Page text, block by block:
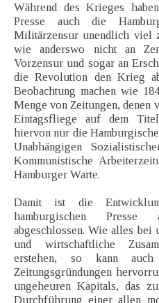
Während des Krieges
Presse auch die
Militärzensur unendlich viel
wie anderswo nicht an
Vorzensur und sogar an
die Revolution den Krieg
Beobachtung machen wie
Menge von Zeitungen, denen
Eintagsfliege auf dem
hiervon nur die
Unabhängigen
Kommunistische
Hamburger Warte.
Damit ist die
hamburgischen
abgeschlossen. Wie alles
und wirtschaftliche
erstehen, so kann
Zeitungsgründungen
ungeheuren Kapitals, das
Durchführung einer allen